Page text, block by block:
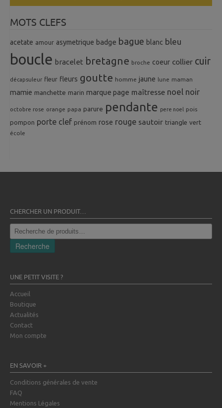
MOTS CLEFS
acetate amour asymetrique badge bague blanc bleu
boucle bracelet bretagne broche coeur collier cuir
décapsuleur fleur fleurs goutte homme jaune lune maman
mamie manchette marin marque page maîtresse noel noir
octobre rose orange papa parure pendante pere noel pois
pompon porte clef prénom rose rouge sautoir triangle vert
école
CHERCHER UN PRODUIT…
Recherche
pour :
Recherche
UNE PETIT VISITE ?
Accueil
Boutique
Actualités
Contact
Mon compte
EN SAVOIR +
Conditions générales de vente
FAQ
Mentions Légales